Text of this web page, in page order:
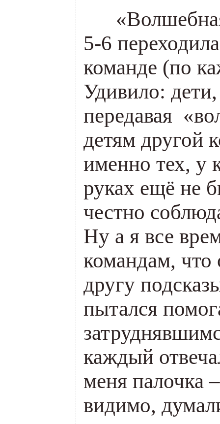
5-6
команде (по
Удивило:
передавая
детям другой
именно тех, у
руках ещё не
честно
Ну а я все
командам,
другу
пытался
каждый
меня палочка
видимо,